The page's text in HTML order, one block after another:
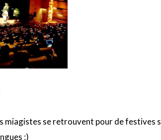
miagistes se retrouvent pour de
:)